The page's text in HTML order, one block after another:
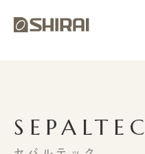
SEPALTEC